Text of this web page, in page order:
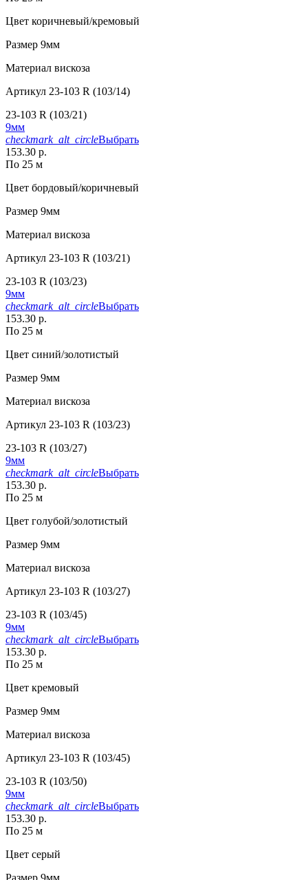
Цвет коричневый/кремовый
Размер 9мм
Материал вискоза
Артикул 23-103 R (103/14)
23-103 R (103/21)
9мм
checkmark_alt_circleВыбрать
153.30 р.
По 25 м
Цвет бордовый/коричневый
Размер 9мм
Материал вискоза
Артикул 23-103 R (103/21)
23-103 R (103/23)
9мм
checkmark_alt_circleВыбрать
153.30 р.
По 25 м
Цвет синий/золотистый
Размер 9мм
Материал вискоза
Артикул 23-103 R (103/23)
23-103 R (103/27)
9мм
checkmark_alt_circleВыбрать
153.30 р.
По 25 м
Цвет голубой/золотистый
Размер 9мм
Материал вискоза
Артикул 23-103 R (103/27)
23-103 R (103/45)
9мм
checkmark_alt_circleВыбрать
153.30 р.
По 25 м
Цвет кремовый
Размер 9мм
Материал вискоза
Артикул 23-103 R (103/45)
23-103 R (103/50)
9мм
checkmark_alt_circleВыбрать
153.30 р.
По 25 м
Цвет серый
Размер 9мм